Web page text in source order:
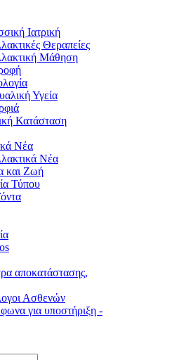
Ιατρική
Θεραπείες
Μάθηση
Υγεία
Κατάσταση
Νέα
Νέα
και Ζωή
Τύπου
αποκατάστασης,
Ασθενών
για υποστήριξη -